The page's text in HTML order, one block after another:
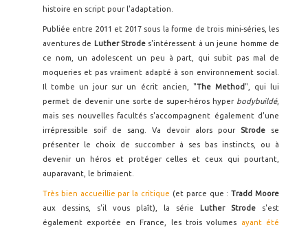
histoire en script pour l'adaptation.
Publiée entre 2011 et 2017 sous la forme de trois mini-séries, les
aventures de Luther Strode s'intéressent à un jeune homme de
ce nom, un adolescent un peu à part, qui subit pas mal de
moqueries et pas vraiment adapté à son environnement social.
Il tombe un jour sur un écrit ancien, "The Method ", qui lui
permet de devenir une sorte de super-héros hyper bodybuildé,
mais ses nouvelles facultés s'accompagnent également d'une
irrépressible soif de sang. Va devoir alors pour Strode se
présenter le choix de succomber à ses bas instincts, ou à
devenir un héros et protéger celles et ceux qui pourtant,
auparavant, le brimaient.
Très bien accueillie par la critique (et parce que :Tradd Moore
aux dessins, s'il vous plaît), la série
Luther Strode s'est
également exportée en France, les trois volumes
ayant été